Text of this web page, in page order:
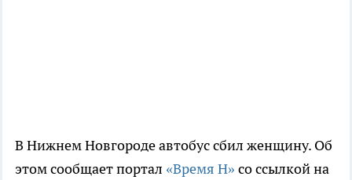
В Нижнем Новгороде автобус сбил женщину. Об
этом сообщает портал «Время Н» со ссылкой на